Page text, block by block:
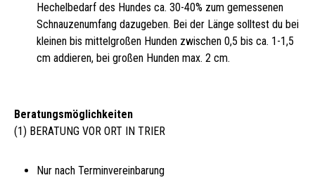
Hechelbedarf des Hundes ca. 30-40% zum gemessenen
Schnauzenumfang dazugeben. Bei der Länge solltest du bei
kleinen bis mittelgroßen Hunden zwischen 0,5 bis ca. 1-1,5
cm addieren, bei großen Hunden max. 2 cm.
Beratungsmöglichkeiten
(1) BERATUNG VOR ORT IN TRIER
Nur nach Terminvereinbarung